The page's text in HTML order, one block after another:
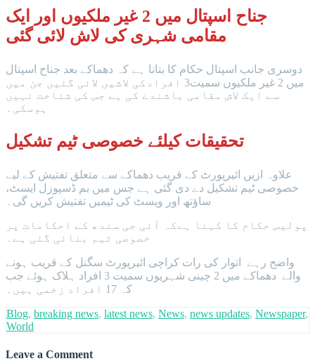
جناح اسپتال میں 2 غیر ملکیوں اور ایک
مقامی شہری کی لاش لائی گئی
دوسری جانب اسپتال حکام کا بتانا ہے کہ دھماکے بعد جناح اسپتال
میں 2 غیر ملکیوں سمیت3 افرادکی لاشیں لائی گئیں جن میں
سے ایک لاش مقامی باشندے کی ہے جس کی شناخت نہیں
تحقیقات کیلئے خصوصی ٹیم تشکیل
علاوہ ازیں ائیرپورٹ کے قریب دھماکے سے متعلق تفتیش کے لیے
خصوصی ٹیم تشکیل دے دی گئی ہے جس میں بم ڈسپوزل ایسٹ،
ساؤتھ اور ویسٹ کی ٹیمیں تفتیش کریں گی۔
پولیس حکام کا کہنا ہےکہ آئی جی سندھ کے احکامات پر
خصوصی ٹیم بنائی گئی ہے۔
واضح رہے اتوار کی رات کراچی ائیرپورٹ سگنل کے قریب ہونے
والے دھماکے میں 2 چینی شہریوں سمیت 3 افراد ہلاک ہوئے جب
کہ 17 افراد زخمی ہیں۔
Blog, breaking news, latest news, News, news updates, Newspaper,
World
Leave a Comment